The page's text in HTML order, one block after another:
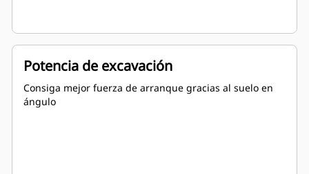
Potencia de excavación
Consiga mejor fuerza de arranque gracias al suelo en
ángulo